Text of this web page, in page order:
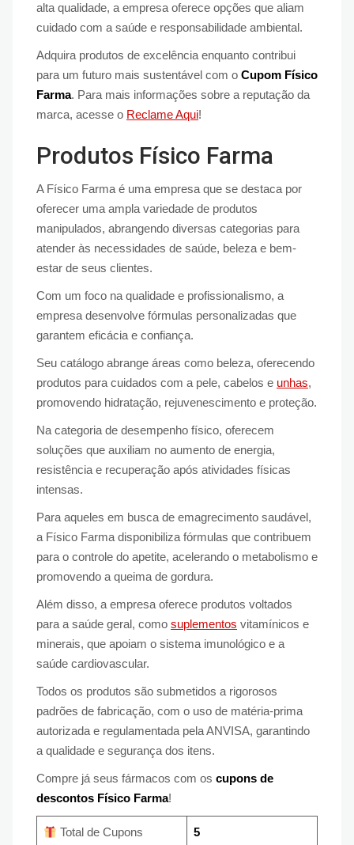
alta qualidade, a empresa oferece opções que aliam
cuidado com a saúde e responsabilidade ambiental.
Adquira produtos de excelência enquanto contribui
para um futuro mais sustentável com o Cupom Físico
Farma. Para mais informações sobre a reputação da
marca, acesse o Reclame Aqui!
Produtos Físico Farma
A Físico Farma é uma empresa que se destaca por
oferecer uma ampla variedade de produtos
manipulados, abrangendo diversas categorias para
atender às necessidades de saúde, beleza e bem-
estar de seus clientes.
Com um foco na qualidade e profissionalismo, a
empresa desenvolve fórmulas personalizadas que
garantem eficácia e confiança.
Seu catálogo abrange áreas como beleza, oferecendo
produtos para cuidados com a pele, cabelos e unhas,
promovendo hidratação, rejuvenescimento e proteção.
Na categoria de desempenho físico, oferecem
soluções que auxiliam no aumento de energia,
resistência e recuperação após atividades físicas
intensas.
Para aqueles em busca de emagrecimento saudável,
a Físico Farma disponibiliza fórmulas que contribuem
para o controle do apetite, acelerando o metabolismo e
promovendo a queima de gordura.
Além disso, a empresa oferece produtos voltados
para a saúde geral, como suplementos vitamínicos e
minerais, que apoiam o sistema imunológico e a
saúde cardiovascular.
Todos os produtos são submetidos a rigorosos
padrões de fabricação, com o uso de matéria-prima
autorizada e regulamentada pela ANVISA, garantindo
a qualidade e segurança dos itens.
Compre já seus fármacos com os cupons de
descontos Físico Farma!
Total de Cupons 5